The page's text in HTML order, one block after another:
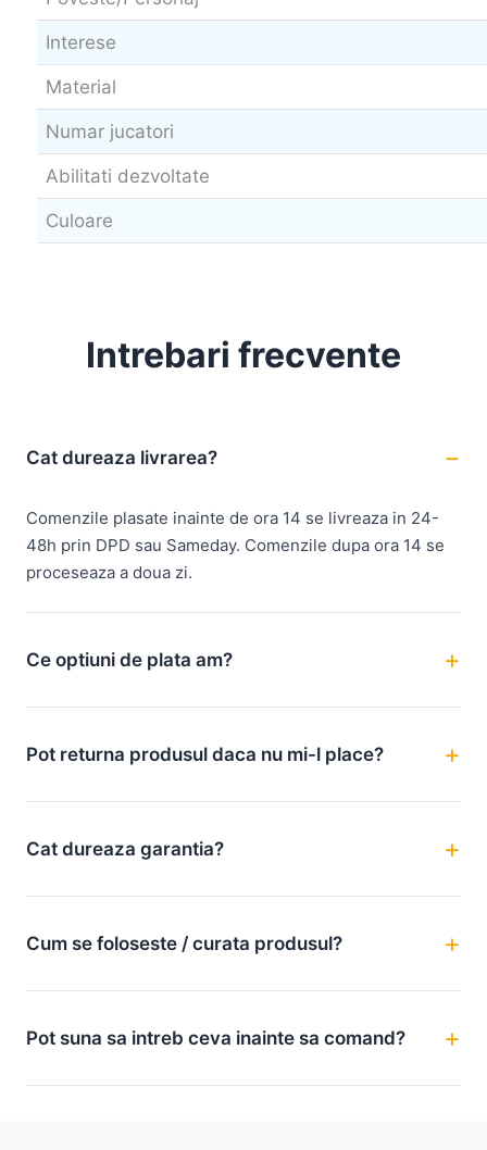
Interese
Material
Numar jucatori
Abilitati dezvoltate
Culoare
Intrebari frecvente
Cat dureaza livrarea?
Comenzile plasate inainte de ora 14 se livreaza in 24-
48h prin DPD sau Sameday. Comenzile dupa ora 14 se
proceseaza a doua zi.
Ce optiuni de plata am?
Pot returna produsul daca nu mi-l place?
Cat dureaza garantia?
Cum se foloseste / curata produsul?
Pot suna sa intreb ceva inainte sa comand?